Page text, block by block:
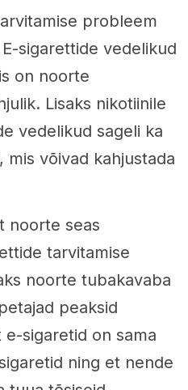
probleem
sigarettide vedelikud
on noorte
Lisaks nikotiinile
vedelikud sageli ka
mis võivad kahjustada
noorte seas
tarvitamise
noorte tubakavaba
peaksid
sigaretid on sama
ning et nende